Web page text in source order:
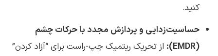
کنید.
حساسیت‌زدایی و پردازش مجدد با حرکات چشم
(EMDR):
از تحریک ریتمیک چپ-راست برای “آزاد کردن”